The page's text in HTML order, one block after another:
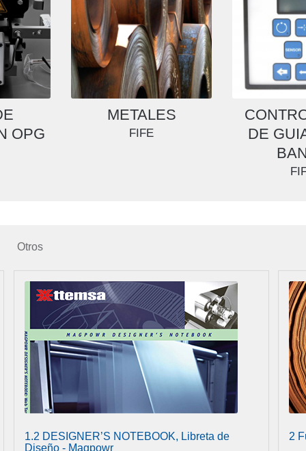
OPG
METALES
FIFE
DE
Otros
1.2 DESIGNER’S NOTEBOOK, Libreta de
Diseño - Magpowr
2